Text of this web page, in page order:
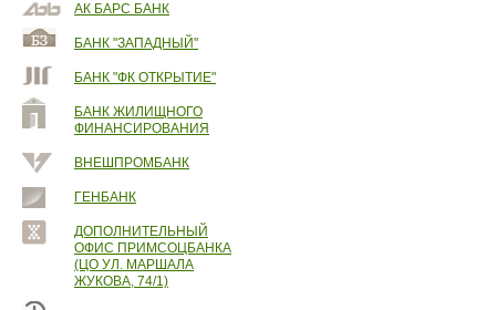
АК БАРС БАНК
БАНК "ЗАПАДНЫЙ"
БАНК "ФК ОТКРЫТИЕ"
БАНК ЖИЛИЩНОГО
ФИНАНСИРОВАНИЯ
ВНЕШПРОМБАНК
ГЕНБАНК
ДОПОЛНИТЕЛЬНЫЙ
ОФИС ПРИМСОЦБАНКА
(ЦО УЛ. МАРШАЛА
ЖУКОВА, 74/1)